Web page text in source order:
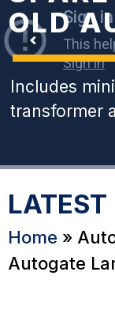
OLD
Includes
transformer
LATEST
Home »
Autogate